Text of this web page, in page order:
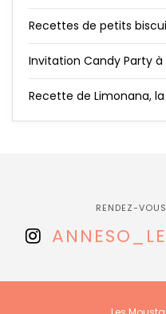
Recettes de petits
Invitation Candy Party
Recette de Limonana,
RENDEZ-